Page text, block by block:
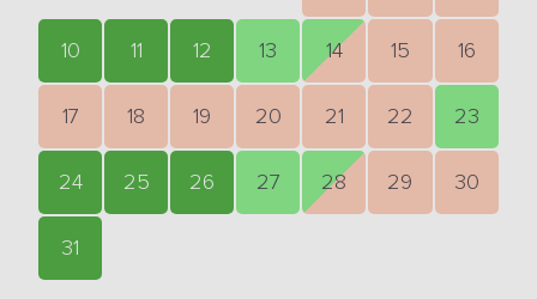
10 11 12 13 14 15 16
17 18 19 20 21 22 23
24 25 26 27 28 29 30
31